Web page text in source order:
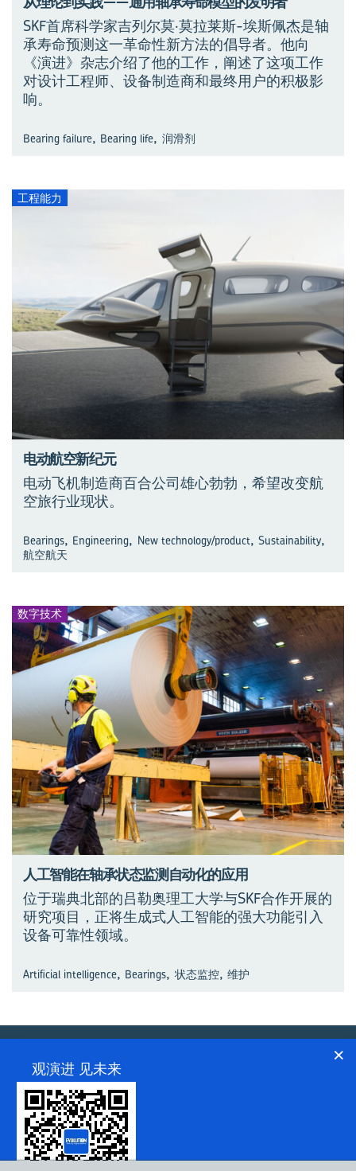
SKF首席科学家吉列尔莫·莫拉莱斯-埃斯佩杰是轴
承寿命预测这一革命性新方法的倡导者。他向
《演进》杂志介绍了他的工作，阐述了这项工作
对设计工程师、设备制造商和最终用户的积极影
响。
Bearing failure, Bearing life, 润滑剂
工程能力
电动航空新纪元
电动飞机制造商百合公司雄心勃勃，希望改变航
空旅行业现状。
Bearings, Engineering, New technology/product, Sustainability,
航空航天
数字技术
人工智能在轴承状态监测自动化的应用
位于瑞典北部的吕勒奥理工大学与SKF合作开展的
研究项目，正将生成式人工智能的强大功能引入
设备可靠性领域。
Artificial intelligence, Bearings, 状态监控, 维护
关于我们 联系人
观演进 见未来
×